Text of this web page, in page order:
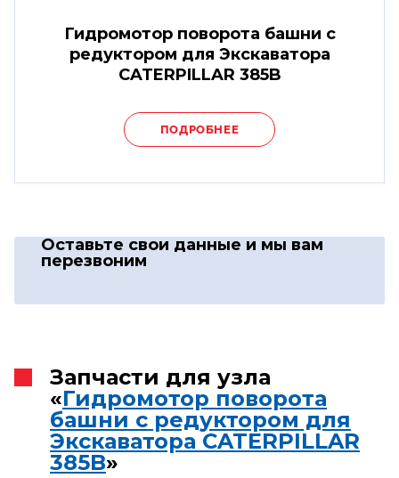
Гидромотор поворота башни с
редуктором для Экскаватора
CATERPILLAR 385B
ПОДРОБНЕЕ
Оставьте свои данные и мы вам
перезвоним
Запчасти для узла
«Гидромотор поворота
башни с редуктором для
Экскаватора CATERPILLAR
385B»